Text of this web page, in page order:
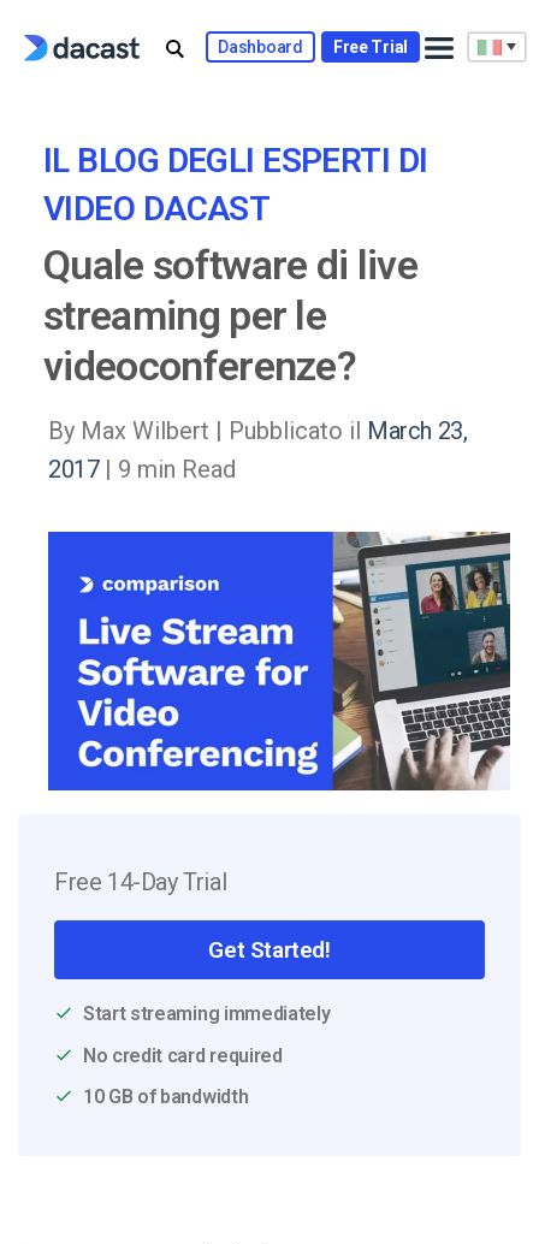
Dashboard Free Trial
IL BLOG DEGLI ESPERTI DI
VIDEO DACAST
Quale software di live
streaming per le
videoconferenze?
By Max Wilbert | Pubblicato il March 23,
2017| 9 min Read
Free 14-Day Trial
Get Started!
Start streaming immediately
No credit card required
10 GB of bandwidth